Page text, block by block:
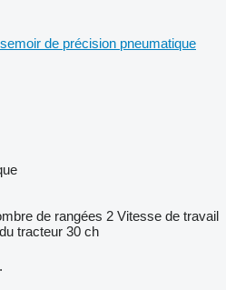
semoir de précision pneumatique
de rangées 2 Vitesse de travail
tracteur 30 ch